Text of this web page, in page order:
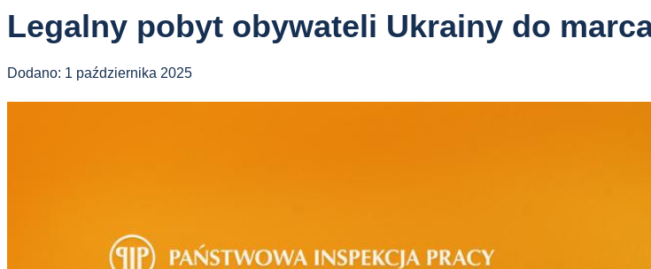
Legalny pobyt obywateli Ukrainy do
Dodano: 1 października 2025